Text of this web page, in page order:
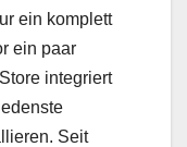
ein komplett
ein paar
integriert
Seit